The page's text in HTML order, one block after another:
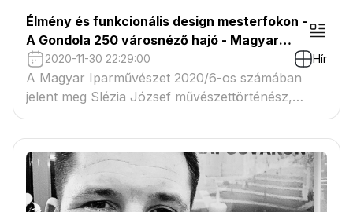
Élmény és funkcionális design mesterfokon -
A Gondola 250 városnéző hajó - Magyar
Iparművészet - 2020/6 - Slézia József cikke
2020-11-30 22:29:00 Hír
A Magyar Iparművészet 2020/6-os számában
jelent meg Slézia József művészettörténész,
designszakíró cikke a Gondola városnéző hajó
tervezéséről és az elkészült járműről.